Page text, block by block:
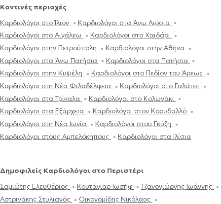
Κοντινές περιοχές
Καρδιολόγοι στο Ίλιον
Καρδιολόγοι στα Άνω Λιόσια
Καρδιολόγοι στο Αιγάλεω
Καρδιολόγοι στο Χαϊδάρι
Καρδιολόγοι στην Πετρούπολη
Καρδιολόγοι στην Αθήνα
Καρδιολόγοι στα Άνω Πατήσια
Καρδιολόγοι στα Πατήσια
Καρδιολόγοι στην Κυψέλη
Καρδιολόγοι στο Πεδίον του Άρεως
Καρδιολόγοι στη Νέα Φιλαδέλφεια
Καρδιολόγοι στο Γαλάτσι
Καρδιολόγοι στα Τρίκαλα
Καρδιολόγοι στο Κολωνάκι
Καρδιολόγοι στα Εξάρχεια
Καρδιολόγοι στον Κορυδαλλό
Καρδιολόγοι στη Νέα Ιωνία
Καρδιολόγοι στου Γκύζη
Καρδιολόγοι στους Αμπελόκηπους
Καρδιολόγοι στα Ιλίσια
Δημοφιλείς Καρδιολόγοι στο Περιστέρι
Σαμιώτης Ελευθέριος
Κουτάγιαρ Ιωσήφ
Τζανογιώργης Ιωάννης
Αστρινάκης Στυλιανός
Οικονομίδης Νικόλαος